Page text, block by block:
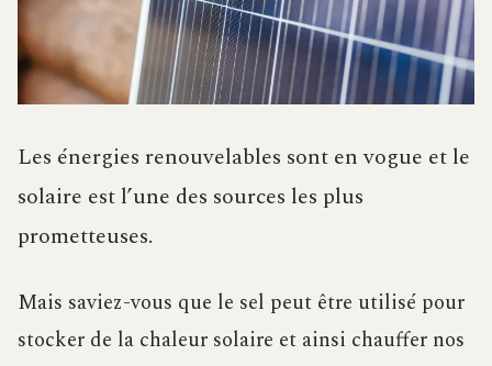
Les énergies renouvelables sont en vogue et le
solaire est l’une des sources les plus
prometteuses.
Mais saviez-vous que le sel peut être utilisé pour
stocker de la chaleur solaire et ainsi chauffer nos